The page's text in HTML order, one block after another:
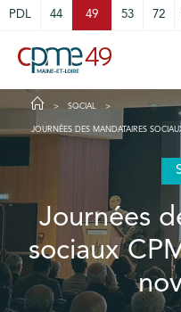
PDL 44 49 53 72
SOCIAL
JOURNÉES DES MANDATAIRES
Journées
sociaux
Cookies management panel